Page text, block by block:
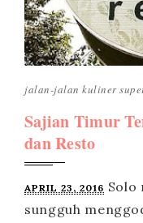
jalan-jalan kuliner
Sajian Timur
dan Resto
APRIL 23, 2016